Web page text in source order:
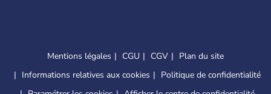
Mentions légales CGU CGV
Plan du site
Informations relatives aux cookies
Politique de confidentialité